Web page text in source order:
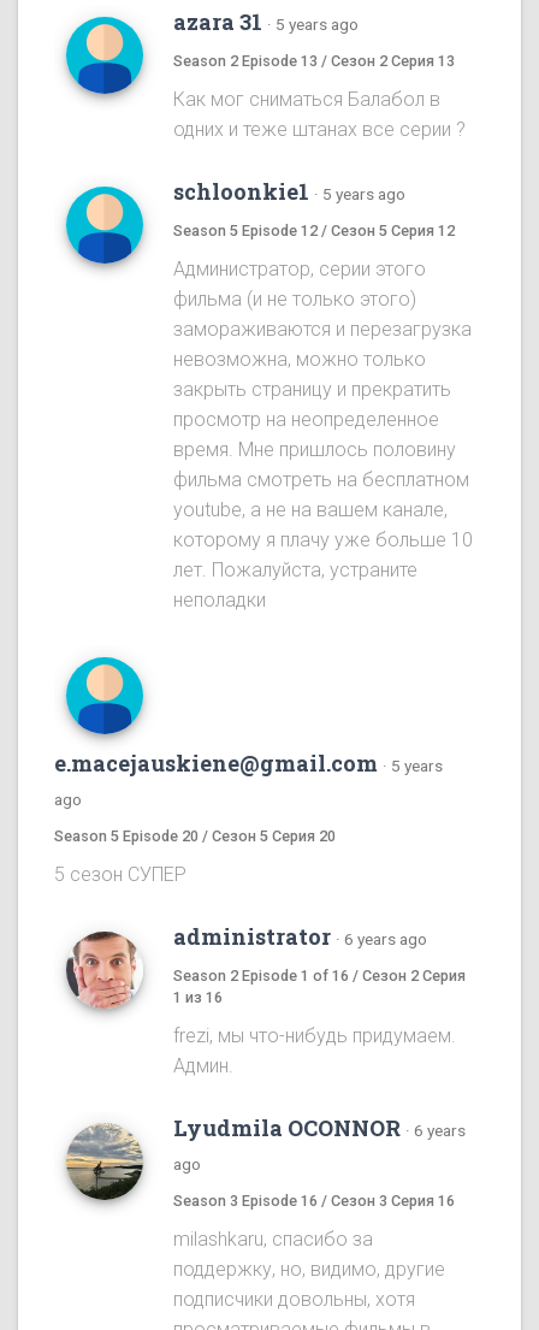
azara 31 · 5 years ago
Season 2 Episode 13 / Сезон 2 Серия 13
Как мог сниматься Балабол в
одних и теже штанах все серии ?
schloonkie1 · 5 years ago
Season 5 Episode 12 / Сезон 5 Серия 12
Администратор, серии этого
фильма (и не только этого)
замораживаются и перезагрузка
невозможна, можно только
закрыть страницу и прекратить
просмотр на неопределенное
время. Мне пришлось половину
фильма смотреть на бесплатном
youtube, а не на вашем канале,
которому я плачу уже больше 10
лет. Пожалуйста, устраните
неполадки
e.macejauskiene@gmail.com · 5 years
ago
Season 5 Episode 20 / Сезон 5 Серия 20
5 сезон СУПЕР
administrator · 6 years ago
Season 2 Episode 1 of 16 / Сезон 2 Серия
1 из 16
frezi, мы что-нибудь придумаем.
Админ.
Lyudmila OCONNOR · 6 years
ago
Season 3 Episode 16 / Сезон 3 Серия 16
milashkaru, спасибо за
поддержку, но, видимо, другие
подписчики довольны, хотя